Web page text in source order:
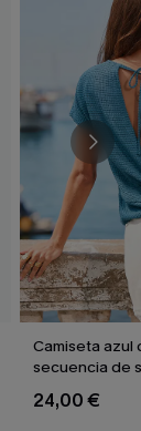
Camiseta
secuencia de
24,00 €